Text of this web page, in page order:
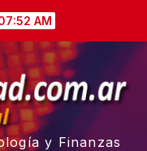
AM
y Finanzas